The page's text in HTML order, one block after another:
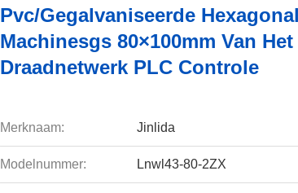
Pvc/Gegalvaniseerde
Machinesgs 80×100mm Van Het
Draadnetwerk PLC Controle
Merknaam: Jinlida
Modelnummer: Lnwl43-80-2ZX